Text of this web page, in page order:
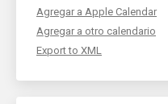
Agregar a Apple Calendar
Agregar a otro calendario
Export to XML